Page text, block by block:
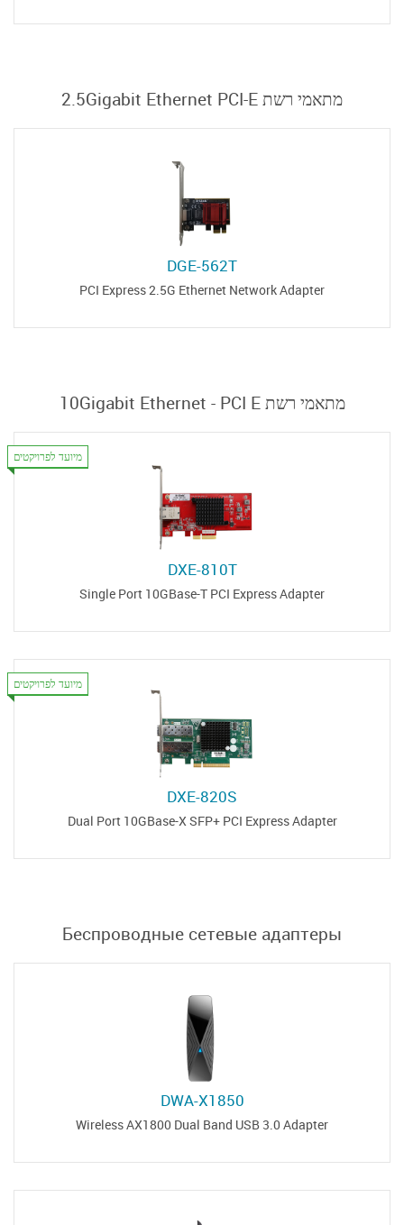
מתאמי רשת 2.5Gigabit Ethernet PCI-E
DGE-562T
PCI Express 2.5G Ethernet Network Adapter
מתאמי רשת 10Gigabit Ethernet - PCI E
מיועד לפרויקטים
DXE-810T
Single Port 10GBase-T PCI Express Adapter
מיועד לפרויקטים
DXE-820S
Dual Port 10GBase-X SFP+ PCI Express Adapter
Беспроводные сетевые адаптеры
DWA-X1850
Wireless AX1800 Dual Band USB 3.0 Adapter